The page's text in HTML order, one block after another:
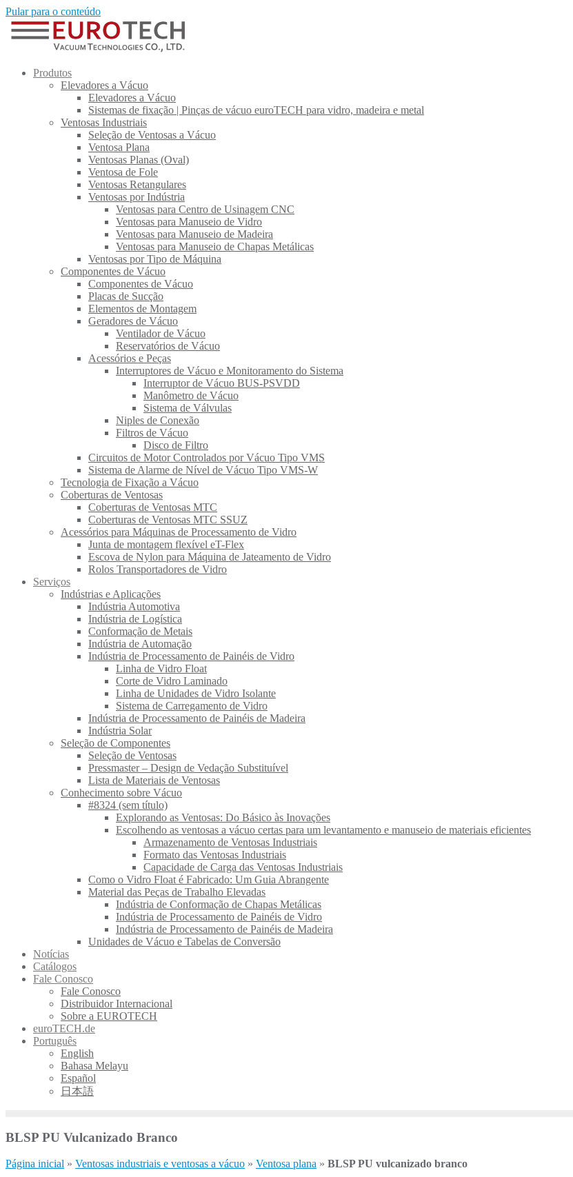
Pular para o conteúdo
Produtos
Elevadores a Vácuo
Elevadores a Vácuo
Sistemas de fixação | Pinças de vácuo euroTECH para vidro, madeira e metal
Ventosas Industriais
Seleção de Ventosas a Vácuo
Ventosa Plana
Ventosas Planas (Oval)
Ventosa de Fole
Ventosas Retangulares
Ventosas por Indústria
Ventosas para Centro de Usinagem CNC
Ventosas para Manuseio de Vidro
Ventosas para Manuseio de Madeira
Ventosas para Manuseio de Chapas Metálicas
Ventosas por Tipo de Máquina
Componentes de Vácuo
Componentes de Vácuo
Placas de Sucção
Elementos de Montagem
Geradores de Vácuo
Ventilador de Vácuo
Reservatórios de Vácuo
Acessórios e Peças
Interruptores de Vácuo e Monitoramento do Sistema
Interruptor de Vácuo BUS-PSVDD
Manômetro de Vácuo
Sistema de Válvulas
Niples de Conexão
Filtros de Vácuo
Disco de Filtro
Circuitos de Motor Controlados por Vácuo Tipo VMS
Sistema de Alarme de Nível de Vácuo Tipo VMS-W
Tecnologia de Fixação a Vácuo
Coberturas de Ventosas
Coberturas de Ventosas MTC
Coberturas de Ventosas MTC SSUZ
Acessórios para Máquinas de Processamento de Vidro
Junta de montagem flexível eT-Flex
Escova de Nylon para Máquina de Jateamento de Vidro
Rolos Transportadores de Vidro
Serviços
Indústrias e Aplicações
Indústria Automotiva
Indústria de Logística
Conformação de Metais
Indústria de Automação
Indústria de Processamento de Painéis de Vidro
Linha de Vidro Float
Corte de Vidro Laminado
Linha de Unidades de Vidro Isolante
Sistema de Carregamento de Vidro
Indústria de Processamento de Painéis de Madeira
Indústria Solar
Seleção de Componentes
Seleção de Ventosas
Pressmaster – Design de Vedação Substituível
Lista de Materiais de Ventosas
Conhecimento sobre Vácuo
#8324 (sem título)
Explorando as Ventosas: Do Básico às Inovações
Escolhendo as ventosas a vácuo certas para um levantamento e manuseio de materiais eficientes
Armazenamento de Ventosas Industriais
Formato das Ventosas Industriais
Capacidade de Carga das Ventosas Industriais
Como o Vidro Float é Fabricado: Um Guia Abrangente
Material das Peças de Trabalho Elevadas
Indústria de Conformação de Chapas Metálicas
Indústria de Processamento de Painéis de Vidro
Indústria de Processamento de Painéis de Madeira
Unidades de Vácuo e Tabelas de Conversão
Notícias
Catálogos
Fale Conosco
Fale Conosco
Distribuidor Internacional
Sobre a EUROTECH
euroTECH.de
Português
English
Bahasa Melayu
Español
日本語
BLSP PU Vulcanizado Branco
Página inicial » Ventosas industriais e ventosas a vácuo » Ventosa plana » BLSP PU vulcanizado branco